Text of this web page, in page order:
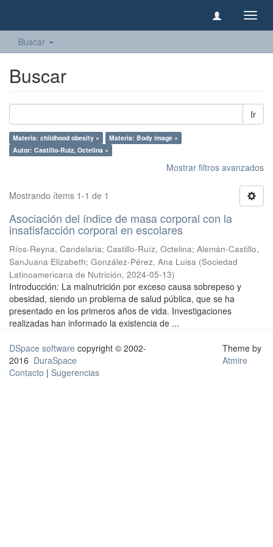
Buscar
Buscar
Ir
Materia: childhood obesity ×
Materia: Body image ×
Autor: Castillo-Ruíz, Octelina ×
Mostrar filtros avanzados
Mostrando ítems 1-1 de 1
Asociación del índice de masa corporal con la
insatisfacción corporal en escolares
Ríos-Reyna, Candelaria; Castillo-Ruíz, Octelina; Alemán-Castillo,
SanJuana Elizabeth; González-Pérez, Ana Luisa (Sociedad
Latinoamericana de Nutrición, 2024-05-13)
Introducción: La malnutrición por exceso causa sobrepeso y
obesidad, siendo un problema de salud pública, que se ha
presentado en los primeros años de vida. Investigaciones
realizadas han informado la existencia de ...
DSpace software copyright © 2002-
2016 DuraSpace
Contacto | Sugerencias
Theme by
Atmire